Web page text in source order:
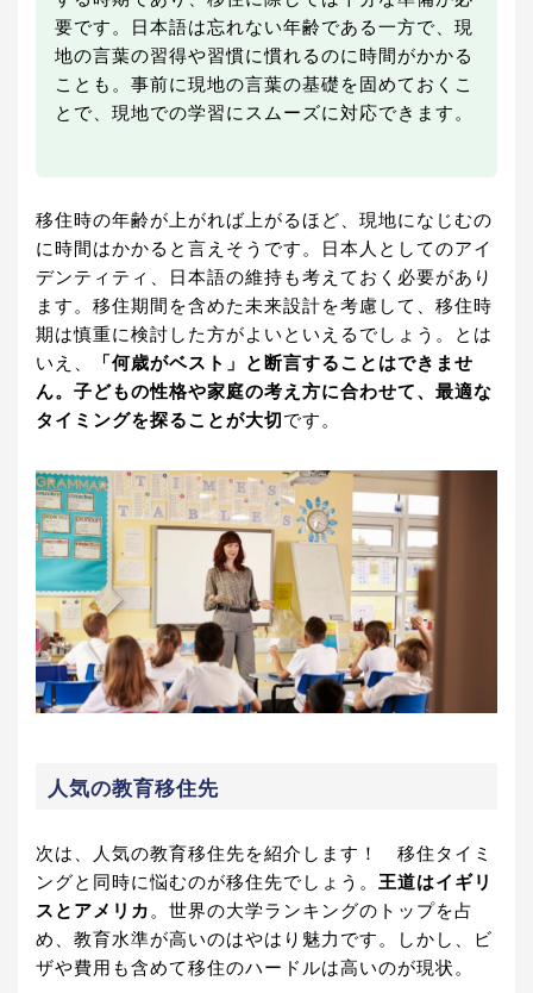
要です。日本語は忘れない年齢である一方で、現
地の言葉の習得や習慣に慣れるのに時間がかかる
ことも。事前に現地の言葉の基礎を固めておくこ
とで、現地での学習にスムーズに対応できます。
移住時の年齢が上がれば上がるほど、現地になじむの
に時間はかかると言えそうです。日本人としてのアイ
デンティティ、日本語の維持も考えておく必要があり
ます。移住期間を含めた未来設計を考慮して、移住時
期は慎重に検討した方がよいといえるでしょう。とは
いえ、
「何歳がベスト」と断言することはできませ
ん。子どもの性格や家庭の考え方に合わせて、最適な
タイミングを探ることが大切 です。
人気の教育移住先
次は、人気の教育移住先を紹介します！ 移住タイミ
ングと同時に悩むのが移住先でしょう。 王道はイギリ
スとアメリカ 。世界の大学ランキングのトップを占
め、教育水準が高いのはやはり魅力です。しかし、ビ
ザや費用も含めて移住のハードルは高いのが現状。